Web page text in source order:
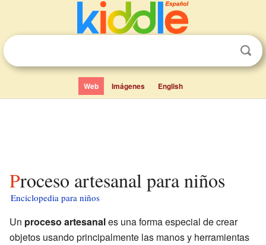
Web Imágenes English
Proceso artesanal para niños
Enciclopedia para niños
Un proceso artesanales una forma especial de crear
objetos usando principalmente las manos y herramientas